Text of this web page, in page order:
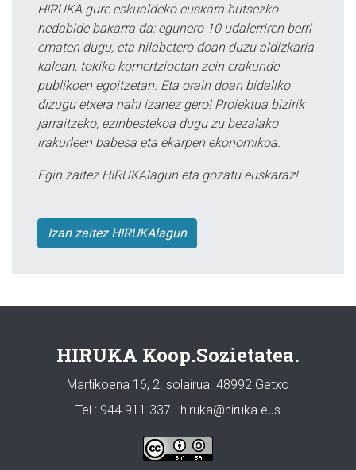
HIRUKA gure eskualdeko euskara hutsezko
hedabide bakarra da; egunero 10 udalerriren berri
ematen dugu, eta hilabetero doan duzu aldizkaria
kalean, tokiko komertzioetan zein erakunde
publikoen egoitzetan. Eta orain doan bidaliko
dizugu etxera nahi izanez gero! Proiektua bizirik
jarraitzeko, ezinbestekoa dugu zu bezalako
irakurleen babesa eta ekarpen ekonomikoa.
Egin zaitez HIRUKAlagun eta gozatu euskaraz!
Izan zaitez HIRUKAlagun
HIRUKA Koop.Sozietatea.
Martikoena 16, 2. solairua. 48992 Getxo
Tel.: 944 911 337 · hiruka@hiruka.eus